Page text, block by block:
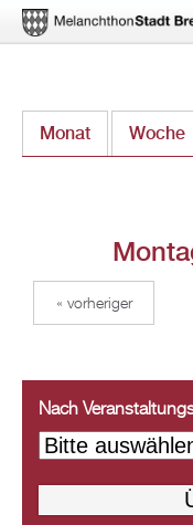
zum
Monat Woche
« vorheriger
Nach